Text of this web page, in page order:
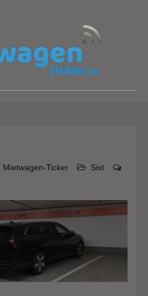
Mietwagen-Ticker
Sixt